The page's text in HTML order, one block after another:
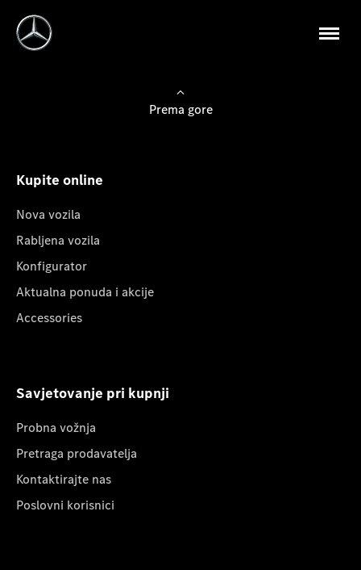
Prema gore
Kupite online
Nova vozila
Rabljena vozila
Konfigurator
Aktualna ponuda i akcije
Accessories
Savjetovanje pri kupnji
Probna vožnja
Pretraga prodavatelja
Kontaktirajte nas
Poslovni korisnici